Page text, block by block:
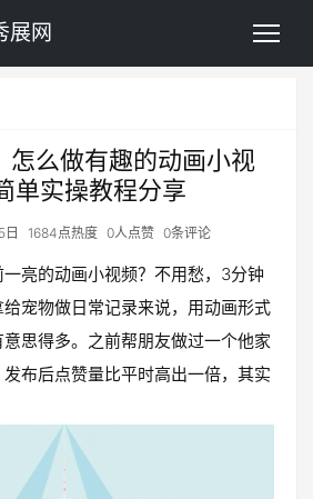
展网
怎么做有趣的动画小视
单实操教程分享
日 1684点热度 0人点赞 0条评论
亮的动画小视频？不用愁，3分钟
宠物做日常记录来说，用动画形式
思得多。之前帮朋友做过一个他家
布后点赞量比平时高出一倍，其实